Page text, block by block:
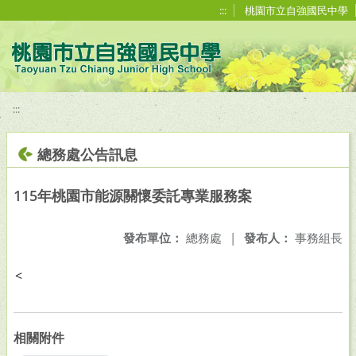
::: 桃園市立自強國民中學
:::
總務處公告訊息
115年桃園市能源關懷委託專業服務案
發布人： 事務組長
發布單位： 總務處 |
<
相關附件